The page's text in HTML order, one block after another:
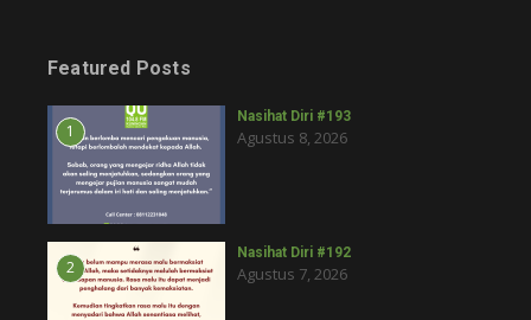
Featured Posts
1
Nasihat Diri #193
Agustus 8, 2026
2
Nasihat Diri #192
Agustus 7, 2026